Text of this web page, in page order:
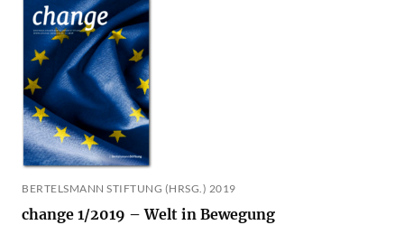
BERTELSMANN STIFTUNG (HRSG.) 2019
change 1/2019 – Welt in Bewegung